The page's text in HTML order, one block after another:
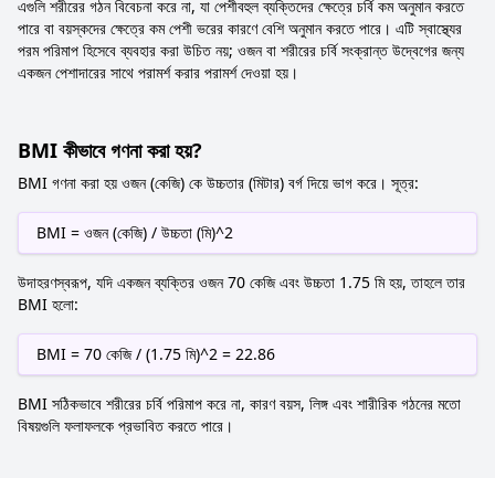
এগুলি শরীরের গঠন বিবেচনা করে না, যা পেশীবহুল ব্যক্তিদের ক্ষেত্রে চর্বি কম অনুমান করতে
পারে বা বয়স্কদের ক্ষেত্রে কম পেশী ভরের কারণে বেশি অনুমান করতে পারে। এটি স্বাস্থ্যের
পরম পরিমাপ হিসেবে ব্যবহার করা উচিত নয়; ওজন বা শরীরের চর্বি সংক্রান্ত উদ্বেগের জন্য
একজন পেশাদারের সাথে পরামর্শ করার পরামর্শ দেওয়া হয়।
BMI কীভাবে গণনা করা হয়?
BMI গণনা করা হয় ওজন (কেজি) কে উচ্চতার (মিটার) বর্গ দিয়ে ভাগ করে। সূত্র:
BMI = ওজন (কেজি) / উচ্চতা (মি)^2
উদাহরণস্বরূপ, যদি একজন ব্যক্তির ওজন 70 কেজি এবং উচ্চতা 1.75 মি হয়, তাহলে তার
BMI হলো:
BMI = 70 কেজি / (1.75 মি)^2 = 22.86
BMI সঠিকভাবে শরীরের চর্বি পরিমাপ করে না, কারণ বয়স, লিঙ্গ এবং শারীরিক গঠনের মতো
বিষয়গুলি ফলাফলকে প্রভাবিত করতে পারে।